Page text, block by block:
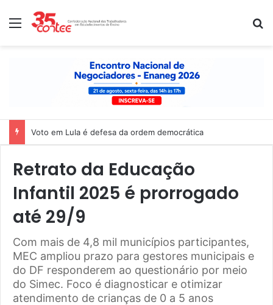
Menu
Voto em Lula é defesa da ordem democrática
Retrato da Educação
Infantil 2025 é prorrogado
até 29/9
Com mais de 4,8 mil municípios participantes,
MEC ampliou prazo para gestores municipais e
do DF responderem ao questionário por meio
do Simec. Foco é diagnosticar e otimizar
atendimento de crianças de 0 a 5 anos